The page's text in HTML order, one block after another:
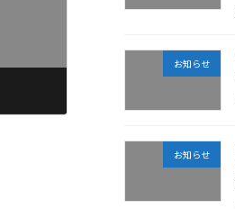
お知らせ
お知らせ